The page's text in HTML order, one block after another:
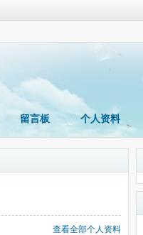
留言板 个人资料
查看全部个人资料